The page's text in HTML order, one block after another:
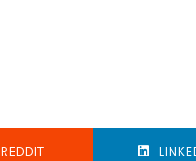
REDDIT